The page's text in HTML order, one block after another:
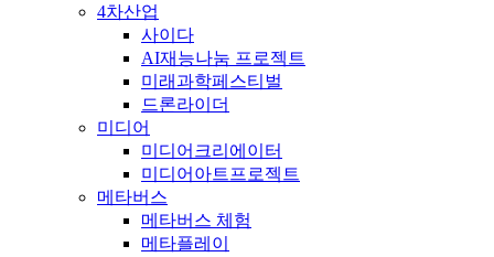
4차산업
사이다
AI재능나눔 프로젝트
미래과학페스티벌
드론라이더
미디어
미디어크리에이터
미디어아트프로젝트
메타버스
메타버스 체험
메타플레이